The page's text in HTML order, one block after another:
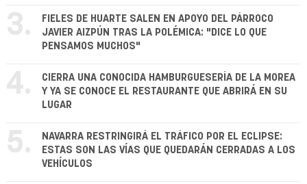
3.
FIELES DE HUARTE SALEN EN APOYO DEL PÁRROCO
JAVIER AIZPÚN TRAS LA POLÉMICA: "DICE LO QUE
PENSAMOS MUCHOS"
4.
CIERRA UNA CONOCIDA HAMBURGUESERÍA DE LA MOREA
Y YA SE CONOCE EL RESTAURANTE QUE ABRIRÁ EN SU
LUGAR
5.
NAVARRA RESTRINGIRÁ EL TRÁFICO POR EL ECLIPSE:
ESTAS SON LAS VÍAS QUE QUEDARÁN CERRADAS A LOS
VEHÍCULOS